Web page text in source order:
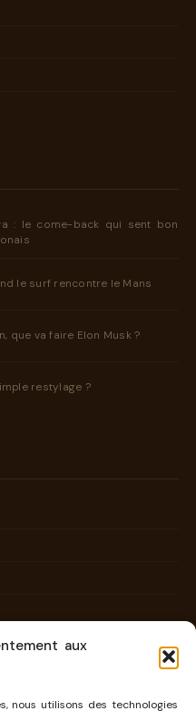
aux
nous utilisons des technologies
: le come-back qui sent bon
le surf rencontre le Mans
que va faire Elon Musk ?
restylage ?